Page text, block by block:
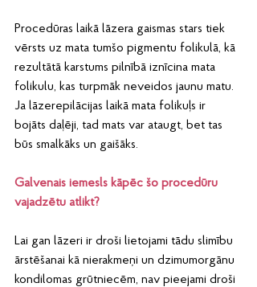
Procedūras laikā lāzera gaismas stars tiek
vērsts uz mata tumšo pigmentu folikulā, kā
rezultātā karstums pilnībā iznīcina mata
folikulu, kas turpmāk neveidos jaunu matu.
Ja lāzerepilācijas laikā mata folikuļs ir
bojāts daļēji, tad mats var ataugt, bet tas
būs smalkāks un gaišāks.
Galvenais iemesls kāpēc šo procedūru
vajadzētu atlikt?
Lai gan lāzeri ir droši lietojami tādu slimību
ārstēšanai kā nierakmeņi un dzimumorgānu
kondilomas grūtniecēm, nav pieejami droši